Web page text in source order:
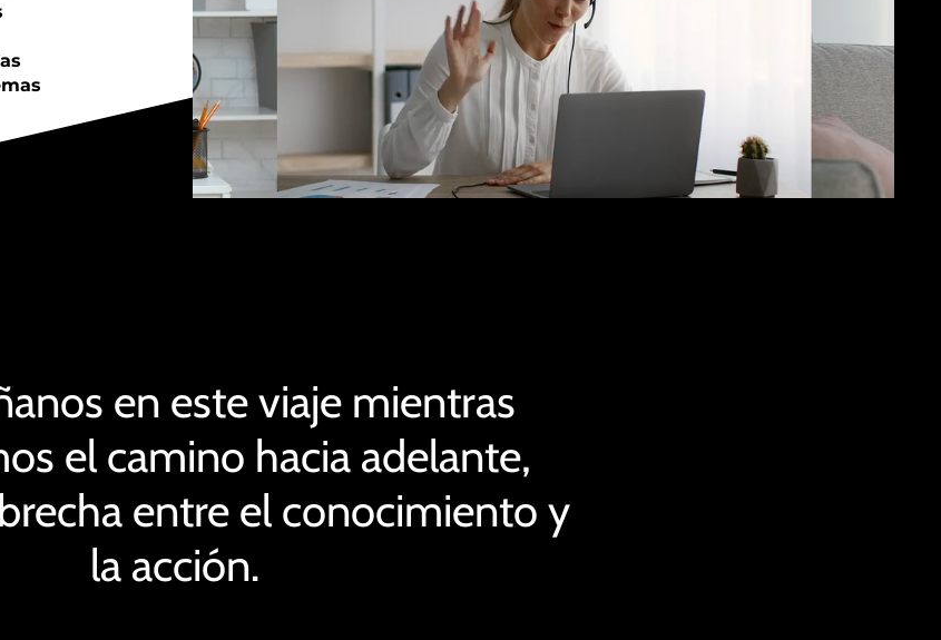
en este viaje mientras
el camino hacia adelante,
entre el conocimiento y
la acción.